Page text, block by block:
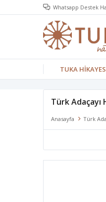
Whatsapp Destek
TUKA
Türk Adaçayı
Anasayfa Türk